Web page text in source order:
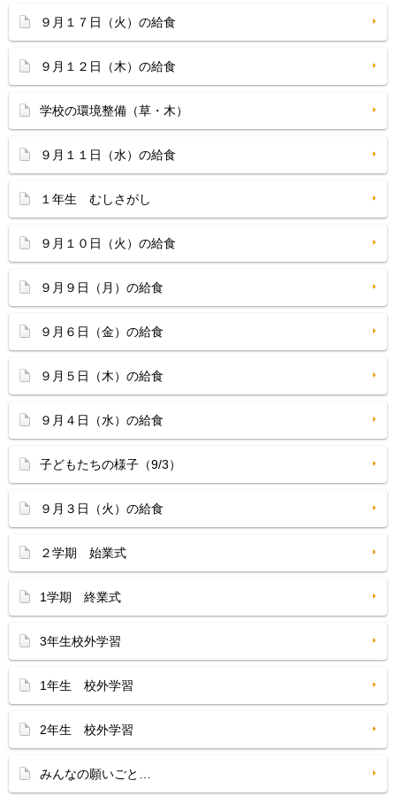
９月１７日（火）の給食
９月１２日（木）の給食
学校の環境整備（草・木）
９月１１日（水）の給食
１年生 むしさがし
９月１０日（火）の給食
９月９日（月）の給食
９月６日（金）の給食
９月５日（木）の給食
９月４日（水）の給食
子どもたちの様子（9/3）
９月３日（火）の給食
２学期 始業式
1学期 終業式
3年生校外学習
1年生 校外学習
2年生 校外学習
みんなの願いごと…